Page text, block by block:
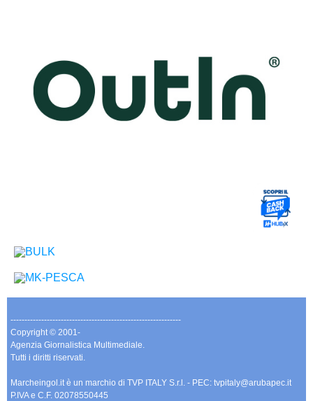
-------------------------------------------------------------
Copyright © 2001-
Agenzia Giornalistica Multimediale.
Tutti i diritti riservati.
Marcheingol.it è un marchio di TVP ITALY S.r.l. - PEC: tvpitaly@arubapec.it
P.IVA e C.F. 02078550445